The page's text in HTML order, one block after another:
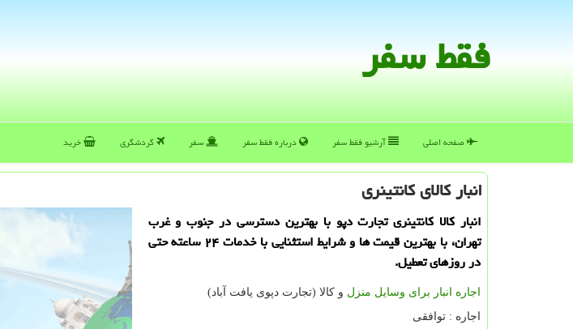
فقط سفر
صفحه اصلی آرشیو فقط سفر درباره فقط سفر سفر گردشگری خرید
انبار كالای كانتینری
انبار كالا كانتینری تجارت دپو با بهترین دسترسی در جنوب و غرب
تهران، با بهترین قیمت ها و شرایط استثنایی با خدمات ۲۴ ساعته حتی
در روزهای تعطیل.
اجاره انبار برای وسایل منزل و کالا (تجارت دپوی یافت آباد)
اجاره : توافقی